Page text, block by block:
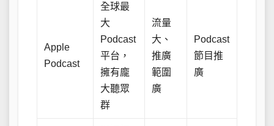
Apple
Podcast
全球最
大
Podcast
平台，
擁有龐
大聽眾
群
流量
大、
推廣
範圍
廣
Podcast
節目推
廣